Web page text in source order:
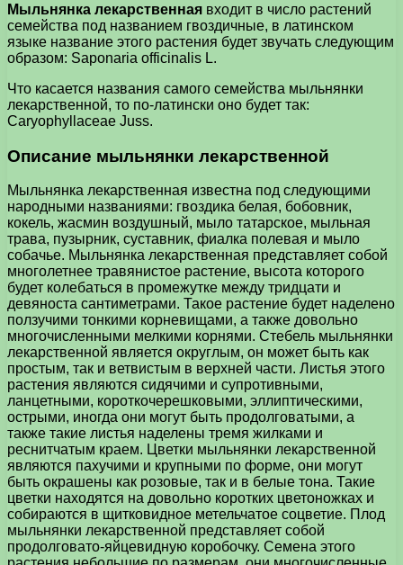
Мыльнянка лекарственная входит в число растений
семейства под названием гвоздичные, в латинском
языке название этого растения будет звучать следующим
образом: Saponaria officinalis L.
Что касается названия самого семейства мыльнянки
лекарственной, то по-латински оно будет так:
Caryophyllaceae Juss.
Описание мыльнянки лекарственной
Мыльнянка лекарственная известна под следующими
народными названиями: гвоздика белая, бобовник,
кокель, жасмин воздушный, мыло татарское, мыльная
трава, пузырник, суставник, фиалка полевая и мыло
собачье. Мыльнянка лекарственная представляет собой
многолетнее травянистое растение, высота которого
будет колебаться в промежутке между тридцати и
девяноста сантиметрами. Такое растение будет наделено
ползучими тонкими корневищами, а также довольно
многочисленными мелкими корнями. Стебель мыльнянки
лекарственной является округлым, он может быть как
простым, так и ветвистым в верхней части. Листья этого
растения являются сидячими и супротивными,
ланцетными, короткочерешковыми, эллиптическими,
острыми, иногда они могут быть продолговатыми, а
также такие листья наделены тремя жилками и
реснитчатым краем. Цветки мыльнянки лекарственной
являются пахучими и крупными по форме, они могут
быть окрашены как розовые, так и в белые тона. Такие
цветки находятся на довольно коротких цветоножках и
собираются в щитковидное метельчатое соцветие. Плод
мыльнянки лекарственной представляет собой
продолговато-яйцевидную коробочку. Семена этого